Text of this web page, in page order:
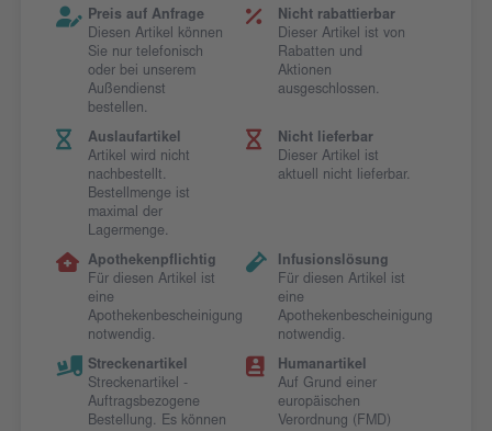
Preis auf Anfrage
Diesen Artikel können
Sie nur telefonisch
oder bei unserem
Außendienst
bestellen.
Nicht rabattierbar
Dieser Artikel ist von
Rabatten und
Aktionen
ausgeschlossen.
Auslaufartikel
Artikel wird nicht
nachbestellt.
Bestellmenge ist
maximal der
Lagermenge.
Nicht lieferbar
Dieser Artikel ist
aktuell nicht lieferbar.
Apothekenpflichtig
Für diesen Artikel ist
eine
Apothekenbescheinigung
notwendig.
Infusionslösung
Für diesen Artikel ist
eine
Apothekenbescheinigung
notwendig.
Streckenartikel
Streckenartikel -
Auftragsbezogene
Bestellung. Es können
Humanartikel
Auf Grund einer
europäischen
Verordnung (FMD)